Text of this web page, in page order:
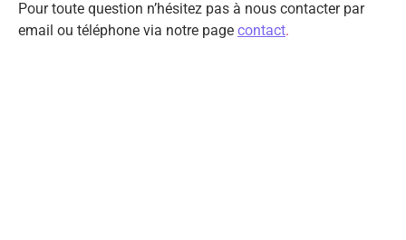
Pour toute question n’hésitez pas à nous contacter par
email ou téléphone via notre page contact.